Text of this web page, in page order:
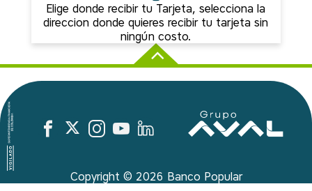
Elige donde recibir tu Tarjeta, selecciona la
direccion donde quieres recibir tu tarjeta sin
ningún costo.
Copyright © 2026 Banco Popular